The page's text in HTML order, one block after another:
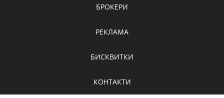
БРОКЕРИ
РЕКЛАМА
БИСКВИТКИ
КОНТАКТИ